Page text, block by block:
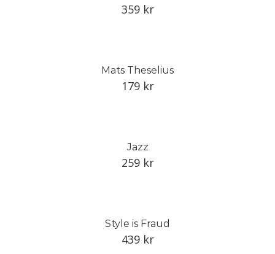
359 kr
Mats Theselius
179 kr
Jazz
259 kr
Style is Fraud
439 kr